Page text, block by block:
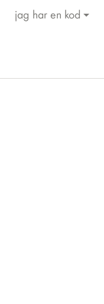
jag har en kod